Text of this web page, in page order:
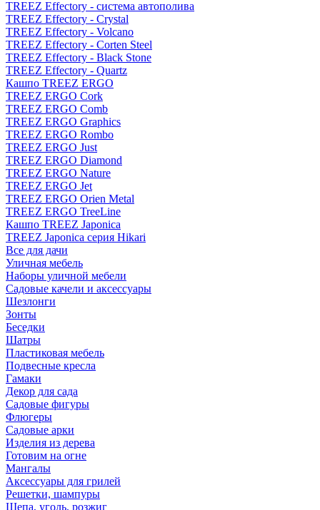
TREEZ Effectory - система автополива
TREEZ Effectory - Crystal
TREEZ Effectory - Volcano
TREEZ Effectory - Corten Steel
TREEZ Effectory - Black Stone
TREEZ Effectory - Quartz
Кашпо TREEZ ERGO
TREEZ ERGO Cork
TREEZ ERGO Comb
TREEZ ERGO Graphics
TREEZ ERGO Rombo
TREEZ ERGO Just
TREEZ ERGO Diamond
TREEZ ERGO Nature
TREEZ ERGO Jet
TREEZ ERGO Orien Metal
TREEZ ERGO TreeLine
Кашпо TREEZ Japonica
TREEZ Japonica серия Hikari
Все для дачи
Уличная мебель
Наборы уличной мебели
Садовые качели и аксессуары
Шезлонги
Зонты
Беседки
Шатры
Пластиковая мебель
Подвесные кресла
Гамаки
Декор для сада
Садовые фигуры
Флюгеры
Садовые арки
Изделия из дерева
Готовим на огне
Мангалы
Аксессуары для грилей
Решетки, шампуры
Щепа, уголь, розжиг